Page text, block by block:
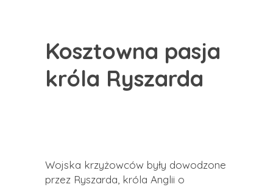
Kosztowna pasja
króla Ryszarda
Wojska krzyżowców były dowodzone
przez Ryszarda, króla Anglii o